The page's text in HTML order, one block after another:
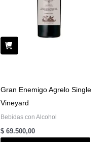
Gran Enemigo Agrelo Single
Vineyard
Bebidas con Alcohol
$69.500,00